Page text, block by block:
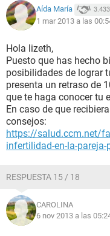
Aída María 3.433
1 mar 2013 a las
Hola lizeth,
Puesto que has hecho
posibilidades de lograr
presenta un retraso de
que te haga conocer tu
En caso de que
consejos:
https://salud.ccm.net/
infertilidad-en-la-
RESPUESTA 15 / 18
CAROLINA
6 nov 2013 a las